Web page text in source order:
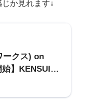
か見れます↓
ークス) on
】KENSUI